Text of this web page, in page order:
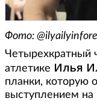
Фото:
Четырехкратный
атлетике Илья
планки, которую
выступлением